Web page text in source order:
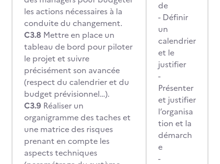
les actions nécessaires à la
conduite du changement.
C3.8 Mettre en place un
tableau de bord pour piloter
le projet et suivre
précisément son avancée
(respect du calendrier et du
budget prévisionnel…).
C3.9 Réaliser un
organigramme des taches et
une matrice des risques
prenant en compte les
aspects techniques
de
- Définir
un
calendrier
et le
justifier
-
Présenter
et justifier
l’organisa
tion et la
démarch
e
-